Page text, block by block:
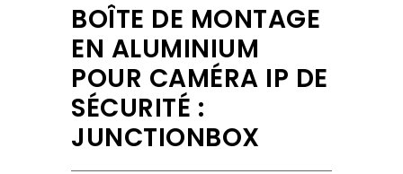
BOÎTE DE MONTAGE
EN ALUMINIUM
POUR CAMÉRA IP DE
SÉCURITÉ :
JUNCTIONBOX